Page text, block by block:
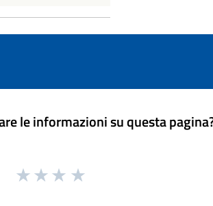
le informazioni su questa